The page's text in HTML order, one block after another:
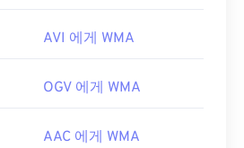
AVI 에게 WMA
OGV 에게 WMA
AAC 에게 WMA